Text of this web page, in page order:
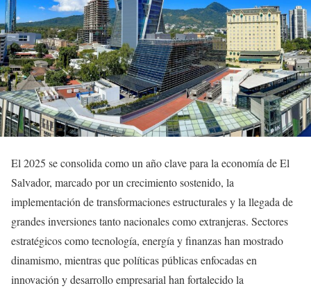
El 2025 se consolida como un año clave para la economía de El
Salvador, marcado por un crecimiento sostenido, la
implementación de transformaciones estructurales y la llegada de
grandes inversiones tanto nacionales como extranjeras. Sectores
estratégicos como tecnología, energía y finanzas han mostrado
dinamismo, mientras que políticas públicas enfocadas en
innovación y desarrollo empresarial han fortalecido la